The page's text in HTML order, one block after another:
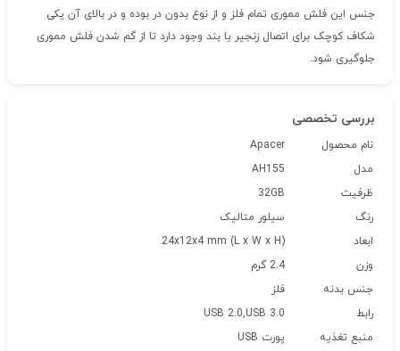
جنس این فلش مموری تمام فلز و از نوع بدون در بوده و در بالای آن یکی
شکاف کوچک برای اتصال زنجیر یا بند وجود دارد تا از گم شدن فلش مموری
جلوگیری شود.
بررسی تخصصی
نام محصول
Apacer
مدل
AH155
ظرفیت
32GB
رنگ
سیلور متالیک
ابعاد
24x12x4 mm (L x W x H)
وزن
2.4 گرم
جنس بدنه
فلز
رابط
USB 2.0,USB 3.0
منبع تغذیه
پورت USB